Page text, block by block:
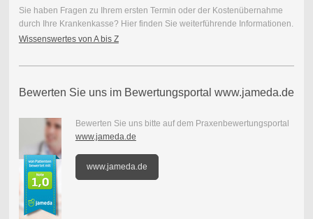
Sie haben Fragen zu Ihrem ersten Termin oder der Kostenübernahme
durch Ihre Krankenkasse? Hier finden Sie weiterführende Informationen.
Wissenswertes von A bis Z
Bewerten Sie uns im Bewertungsportal www.jameda.de
Bewerten Sie uns bitte auf dem Praxenbewertungsportal
www.jameda.de
www.jameda.de